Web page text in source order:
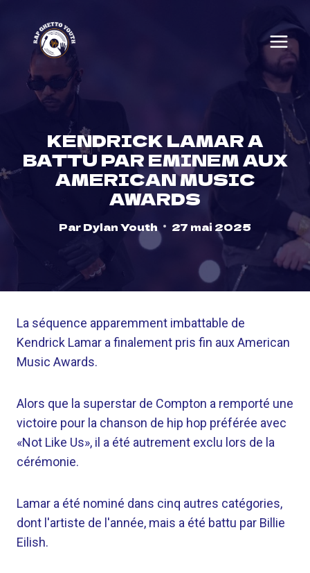
content
KENDRICK LAMAR A
BATTU PAR EMINEM AUX
AMERICAN MUSIC
AWARDS
ParDylan Youth 27 mai 2025
La séquence apparemment imbattable de
Kendrick Lamar a finalement pris fin aux American
Music Awards.
Alors que la superstar de Compton a remporté une
victoire pour la chanson de hip hop préférée avec
«Not Like Us», il a été autrement exclu lors de la
cérémonie.
Lamar a été nominé dans cinq autres catégories,
dont l'artiste de l'année, mais a été battu par Billie
Eilish.